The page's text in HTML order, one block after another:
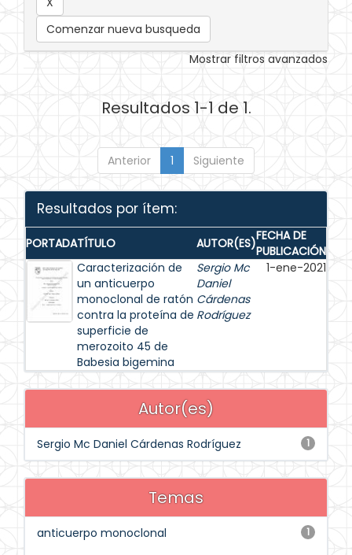
Comenzar nueva busqueda
Mostrar filtros avanzados
Resultados 1-1 de 1.
Anterior 1 Siguiente
Resultados por ítem:
PORTADATÍTULO AUTOR(ES)FECHA DE
PUBLICACIÓN
Caracterización de
un anticuerpo
monoclonal de ratón
contra la proteína de
superficie de
merozoito 45 de
Babesia bigemina
Sergio Mc
Daniel
Cárdenas
Rodríguez
1-ene-2021
Autor(es)
1
Sergio Mc Daniel Cárdenas Rodríguez
Temas
1
anticuerpo monoclonal